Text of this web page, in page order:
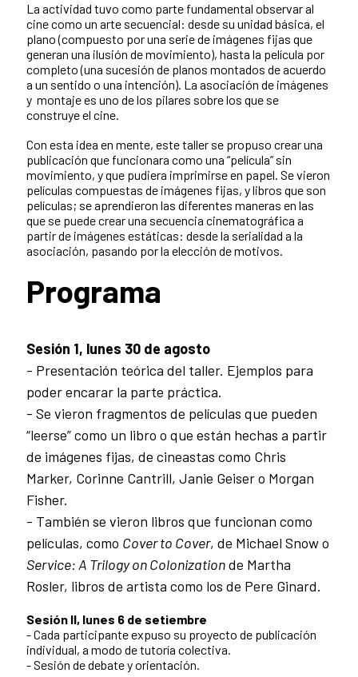
La actividad tuvo como parte fundamental observar al
cine como un arte secuencial: desde su unidad básica, el
plano (compuesto por una serie de imágenes fijas que
generan una ilusión de movimiento), hasta la película por
completo (una sucesión de planos montados de acuerdo
a un sentido o una intención). La asociación de imágenes
y montaje es uno de los pilares sobre los que se
construye el cine.
Con esta idea en mente, este taller se propuso crear una
publicación que funcionara como una “película” sin
movimiento, y que pudiera imprimirse en papel. Se vieron
películas compuestas de imágenes fijas, y libros que son
películas; se aprendieron las diferentes maneras en las
que se puede crear una secuencia cinematográfica a
partir de imágenes estáticas: desde la serialidad a la
asociación, pasando por la elección de motivos.
Programa
Sesión 1, lunes 30 de agosto
- Presentación teórica del taller. Ejemplos para
poder encarar la parte práctica.
- Se vieron fragmentos de películas que pueden
“leerse” como un libro o que están hechas a partir
de imágenes fijas, de cineastas como Chris
Marker, Corinne Cantrill, Janie Geiser o Morgan
Fisher.
- También se vieron libros que funcionan como
películas, como Cover to Cover, de Michael Snow o
Service: A Trilogy on Colonizationde Martha
Rosler, libros de artista como los de Pere Ginard.
Sesión II, lunes 6 de setiembre
- Cada participante expuso su proyecto de publicación
individual, a modo de tutoría colectiva.
- Sesión de debate y orientación.